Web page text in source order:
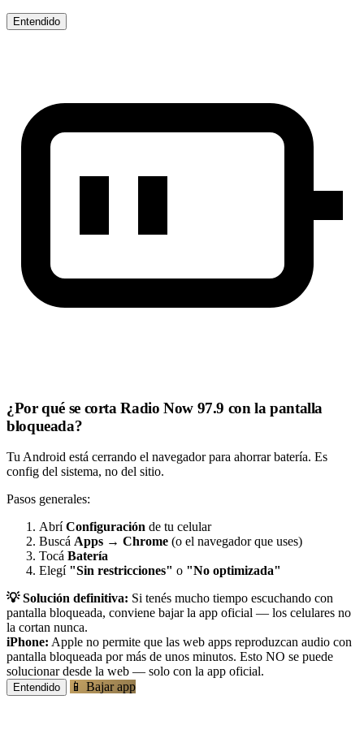
Entendido
¿Por qué se corta Radio Now 97.9 con la pantalla
bloqueada?
Tu Android está cerrando el navegador para ahorrar batería. Es
config del sistema, no del sitio.
Pasos generales:
AbríConfiguración de tu celular
Buscá Apps → Chrome (o el navegador que uses)
Tocá Batería
Elegí "Sin restricciones" o "No optimizada"
💡 Solución definitiva: Si tenés mucho tiempo escuchando con
pantalla bloqueada, conviene bajar la app oficial — los celulares no
la cortan nunca.
iPhone: Apple no permite que las web apps reproduzcan audio con
pantalla bloqueada por más de unos minutos. Esto NO se puede
solucionar desde la web — solo con la app oficial.
Entendido 📱 Bajar app